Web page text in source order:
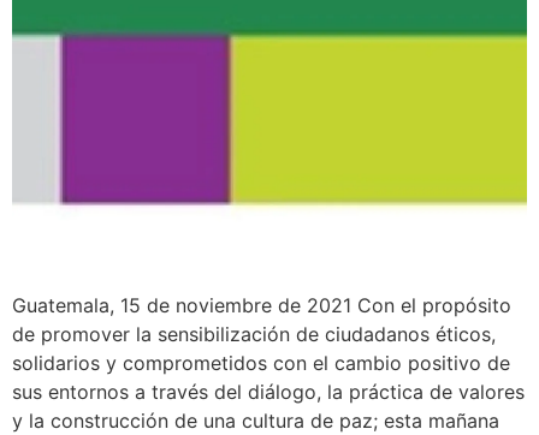
Guatemala, 15 de noviembre de 2021 Con el propósito
de promover la sensibilización de ciudadanos éticos,
solidarios y comprometidos con el cambio positivo de
sus entornos a través del diálogo, la práctica de valores
y la construcción de una cultura de paz; esta mañana